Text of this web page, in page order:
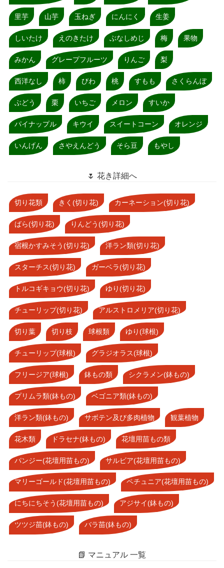
里芋 山芋 玉ねぎ にんにく 生姜
しいたけ えのきたけ ぶなしめじ 梅 果物
みかん グレープフルーツ りんご 梨
西洋なし 柿 びわ 桃 すもも さくらんぼ
ぶどう 栗 いちご メロン すいか
パイナップル キウイ スイートコーン オレンジ
いんげん さやえんどう そら豆 もやし
🌷 花き詳細へ
切り花類 きく(切り花) カーネーション(切り花)
ばら(切り花) りんどう(切り花)
宿根かすみそう(切り花) 洋ラン類(切り花)
スターチス(切り花) ガーベラ(切り花)
トルコギキョウ(切り花) ゆり(切り花)
チューリップ(切り花) アルストロメリア(切り花)
切り葉 切り枝 球根類 ゆり(球根)
チューリップ(球根) グラジオラス(球根)
フリージア(球根) 鉢もの類 シクラメン(鉢もの)
プリムラ類(鉢もの) ベゴニア類(鉢もの)
洋ラン類(鉢もの) サボテン及び多肉植物 観葉植物
花木類 ドラセナ(鉢もの) 花壇用苗もの類
パンジー(花壇用苗もの) サルビア(花壇用苗もの)
マリーゴールド(花壇用苗もの) ペチュニア(花壇用苗もの)
にちにちそう(花壇用苗もの) アジサイ(鉢もの)
ツツジ苗(鉢もの) バラ苗(鉢もの)
📗 マニュアル 一覧